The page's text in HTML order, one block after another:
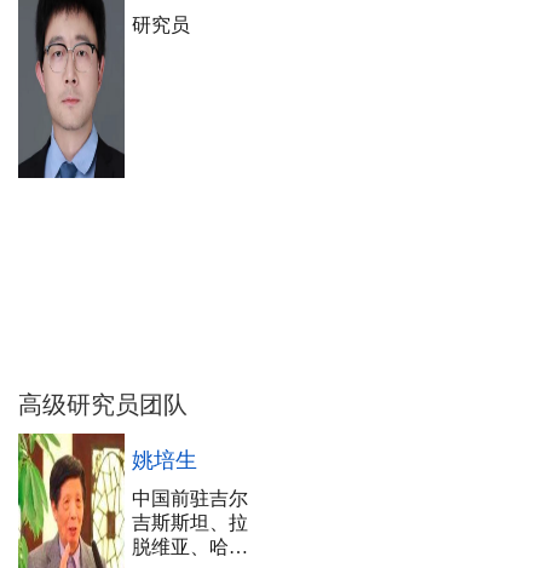
研究员
高级研究员团队
姚培生
中国前驻吉尔
吉斯斯坦、拉
脱维亚、哈萨